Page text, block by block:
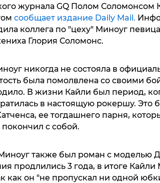
журнала GQ Полом Соломонсом
сообщает издание Daily Mail.
коллега по "цеху" Миноуг
Глория Соломонс.
никогда не состояла в
была помолвлена со своими
В жизни Кайли был период,
в настоящую рокершу. Это
ее тогдашнего парня,
покончил с собой.
также был роман с моделью
продлились 3 года, в итоге Кайли
как он "не пропускал ни одной